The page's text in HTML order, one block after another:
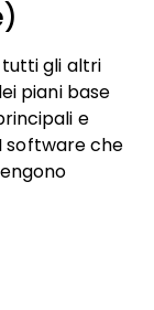
tutti gli altri
piani base
e
software che